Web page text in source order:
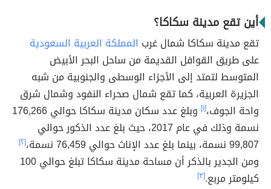
أين تقع مدينة سكاكا؟
تقع مدينة سكاكا شمال غرب المملكة العربية السعودية
على طريق القوافل القديمة من ساحل البحر الأبيض
المتوسط ​​لتمتد إلى الأجزاء الوسطى والجنوبية من شبه
الجزيرة العربية، كما تقع شمال صحراء النفود وشمال شرق
واحة الجوف،[١]
وبلغ عدد سكان مدينة سكاكا حوالي 176,266
نسمة وذلك في عام 2017، حيث بلغ عدد الذكور حوالي
99,807 نسمة، بينما بلغ عدد الإناث حوالي 76,459 نسمة،
[٢]
ومن الجدير بالذكر أن مساحة مدينة سكاكا تبلغ حوالي 100
كيلومتر مربع.[٣]